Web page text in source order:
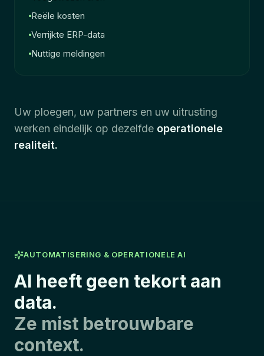
Reële kosten
Verrijkte ERP-data
Nuttige meldingen
Uw ploegen, uw partners en uw uitrusting
werken eindelijk op dezelfde operationele
realiteit.
AUTOMATISERING & OPERATIONELE AI
AI heeft geen tekort aan
data.
Ze mist betrouwbare
context.